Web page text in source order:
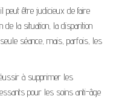
peut être judicieux de faire
de la situation, la disparition
séance, mais, parfois, les
à supprimer les
pour les soins anti-âge